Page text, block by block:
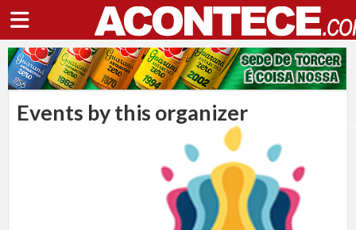
Events by this organizer